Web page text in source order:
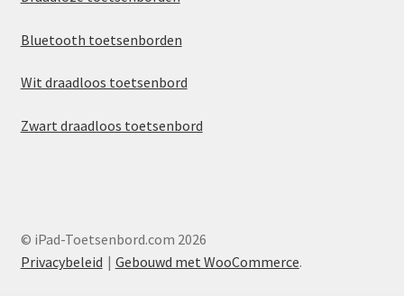
Bluetooth toetsenborden
Wit draadloos toetsenbord
Zwart draadloos toetsenbord
© iPad-Toetsenbord.com 2026
Privacybeleid
Gebouwd met WooCommerce.